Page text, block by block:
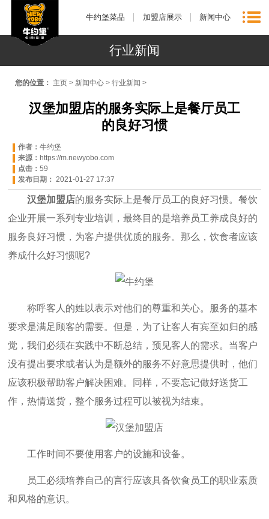
牛约堡菜品 加盟店展示 新闻中心
行业新闻
您的位置： 主页 > 新闻中心 >行业新闻 >
汉堡加盟店的服务实际上是餐厅员工
的良好习惯
作者：牛约堡
来源：https://m.newyobo.com
点击：59
发布日期：2021-01-27 17:37
汉堡加盟店的服务实际上是餐厅员工的良好习惯。餐饮
企业开展一系列专业培训，最终目的是培养员工养成良好的
服务良好习惯，为客户提供优质的服务。那么，饮食者应该
养成什么好习惯呢?
称呼客人的姓以表示对他们的尊重和关心。服务的基本
要求是满足顾客的需要。但是，为了让客人有宾至如归的感
觉，我们必须在实践中不断总结，预见客人的需求。当客户
没有提出要求或者认为是额外的服务不好意思提供时，他们
应该积极帮助客户解决困难。同样，不要忘记做好送货工
作，热情送货，整个服务过程可以被视为结束。
工作时间不要使用客户的设施和设备。
员工必须培养自己的言行应该具备饮食员工的职业素质
和风格的意识。